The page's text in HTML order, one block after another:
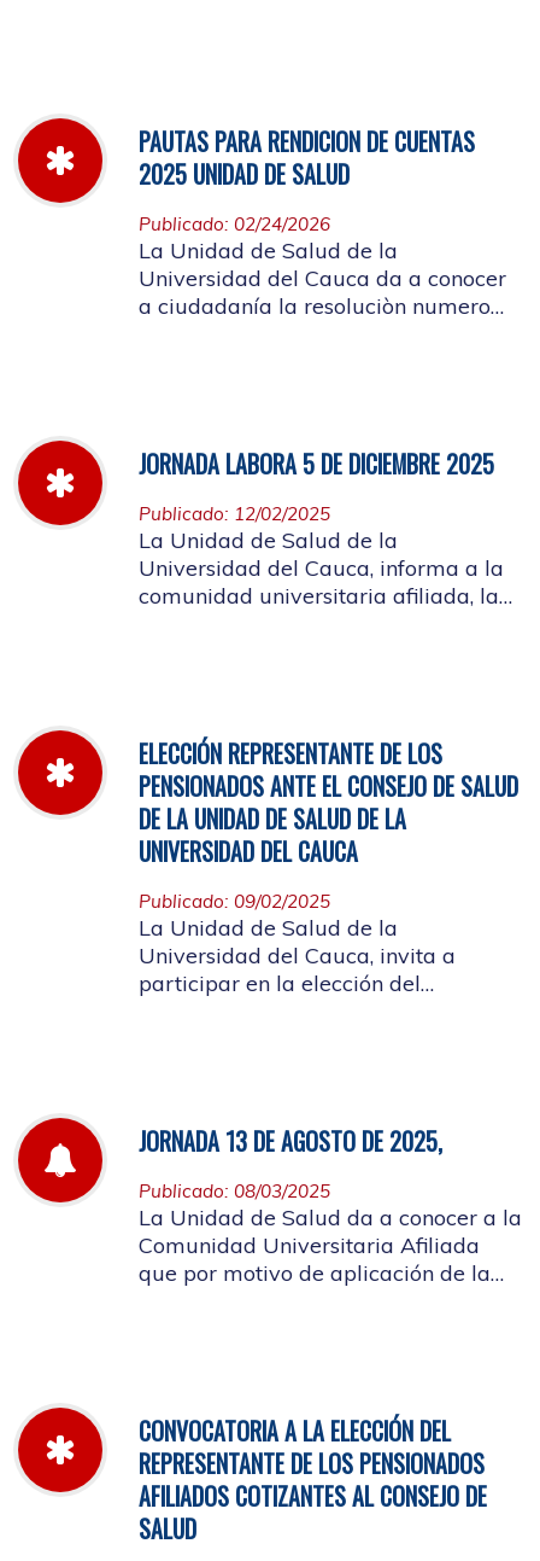
PAUTAS PARA RENDICION DE CUENTAS
2025 UNIDAD DE SALUD
Publicado: 02/24/2026
La Unidad de Salud de la
Universidad del Cauca da a conocer
a ciudadanía la resoluciòn numero
JORNADA LABORA 5 DE DICIEMBRE 2025
Publicado: 12/02/2025
La Unidad de Salud de la
Universidad del Cauca, informa a la
comunidad universitaria afiliada, la
ELECCIÓN REPRESENTANTE DE LOS
PENSIONADOS ANTE EL CONSEJO DE SALUD
DE LA UNIDAD DE SALUD DE LA
UNIVERSIDAD DEL CAUCA
Publicado: 09/02/2025
La Unidad de Salud de la
Universidad del Cauca, invita a
participar en la elección del
JORNADA 13 DE AGOSTO DE 2025,
Publicado: 08/03/2025
La Unidad de Salud da a conocer a la
Comunidad Universitaria Afiliada
que por motivo de aplicación de la
CONVOCATORIA A LA ELECCIÓN DEL
REPRESENTANTE DE LOS PENSIONADOS
AFILIADOS COTIZANTES AL CONSEJO DE
SALUD